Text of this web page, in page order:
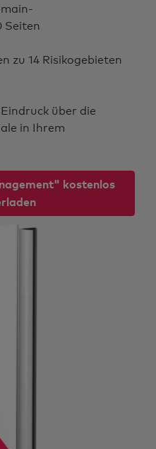
Seiten
zu 14 Risikogebieten
über die
in Ihrem
kostenlos